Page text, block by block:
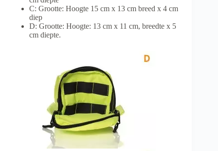
C: Grootte: Hoogte 15 cm x 13 cm breed x 4 cm
diep
D: Grootte: Hoogte: 13 cm x 11 cm, breedte x 5
cm diepte.